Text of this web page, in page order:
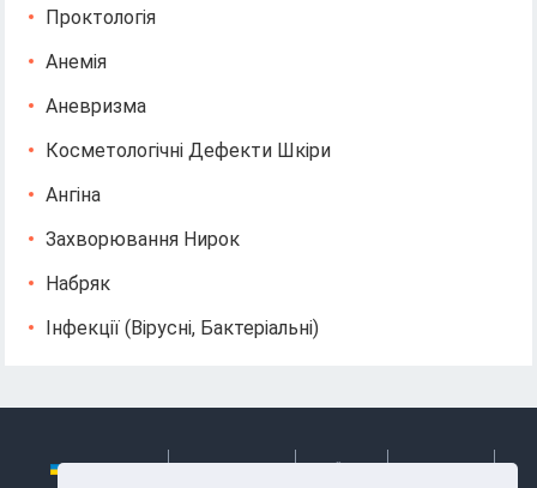
Проктологія
Анемія
Аневризма
Косметологічні Дефекти Шкіри
Ангіна
Захворювання Нирок
Набряк
Інфекції (вірусні, Бактеріальні)